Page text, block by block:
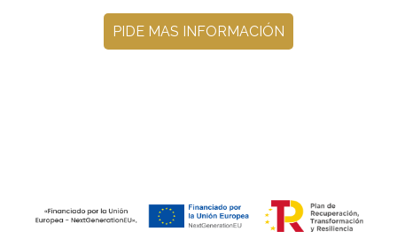
PIDE MAS INFORMACIÓN